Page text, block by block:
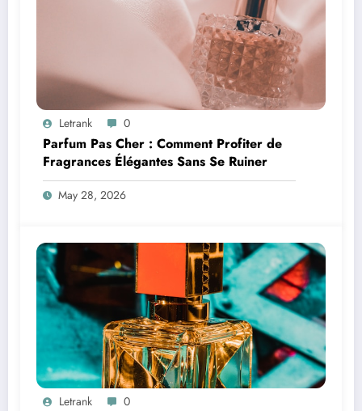
Letrank 0
Parfum Pas Cher : Comment Profiter de
Fragrances Élégantes Sans Se Ruiner
May 28, 2026
Letrank 0